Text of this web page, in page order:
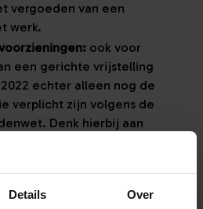
Details Over
vergoeden van een
werk.
ook voor
een gerichte vrijstelling
echter alleen nog de
verplicht zijn volgens de
Denk hierbij aan
ergonomisch verantwoorde
‘te presenteren’. Denk